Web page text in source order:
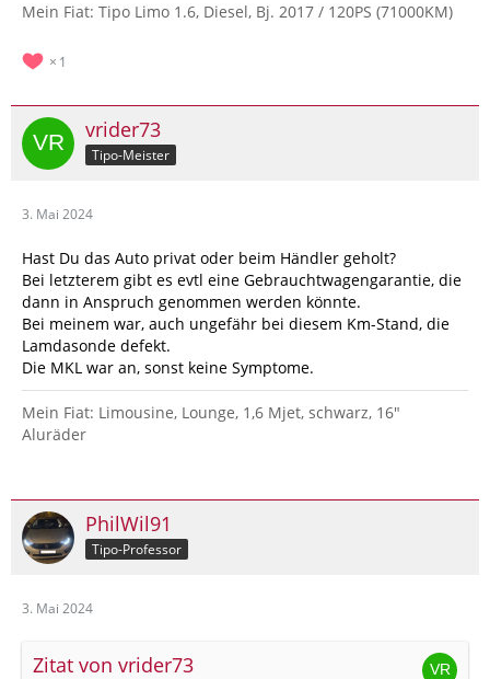
Mein Fiat: Tipo Limo 1.6, Diesel, Bj. 2017 / 120PS (71000KM)
1
vrider73
Tipo-Meister
3. Mai 2024
Hast Du das Auto privat oder beim Händler geholt?
Bei letzterem gibt es evtl eine Gebrauchtwagengarantie, die
dann in Anspruch genommen werden könnte.
Bei meinem war, auch ungefähr bei diesem Km-Stand, die
Lamdasonde defekt.
Die MKL war an, sonst keine Symptome.
Mein Fiat: Limousine, Lounge, 1,6 Mjet, schwarz, 16"
Aluräder
PhilWil91
Tipo-Professor
3. Mai 2024
Zitat von vrider73